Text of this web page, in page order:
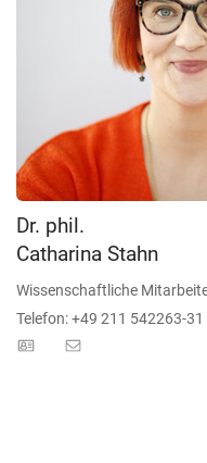
Dr. phil.
Catharina Stahn
Wissenschaftliche
Telefon: +49 211 542263-31